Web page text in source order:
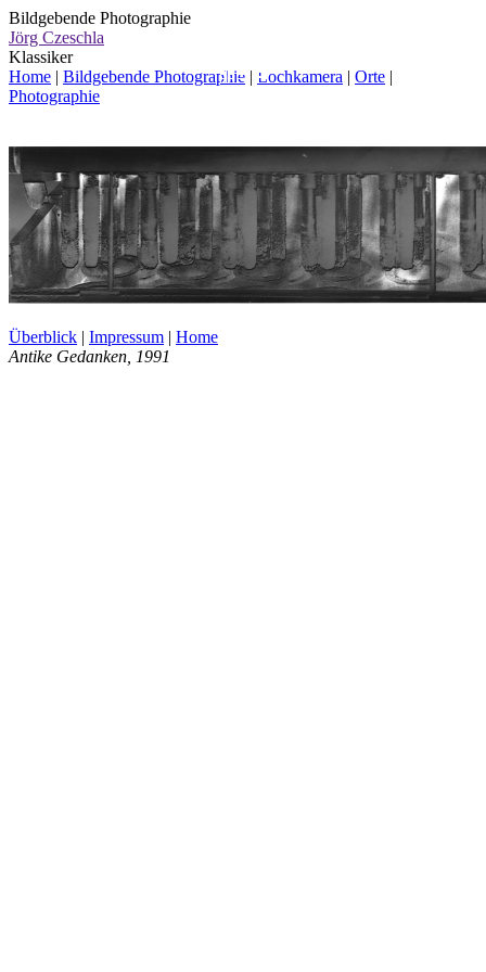
Bildgebende Photographie
Jörg Czeschla
Klassiker
Home | Bildgebende Photographie | Lochkamera | Orte |
Photographie
Überblick | Impressum | Home
Antike Gedanken , 1991